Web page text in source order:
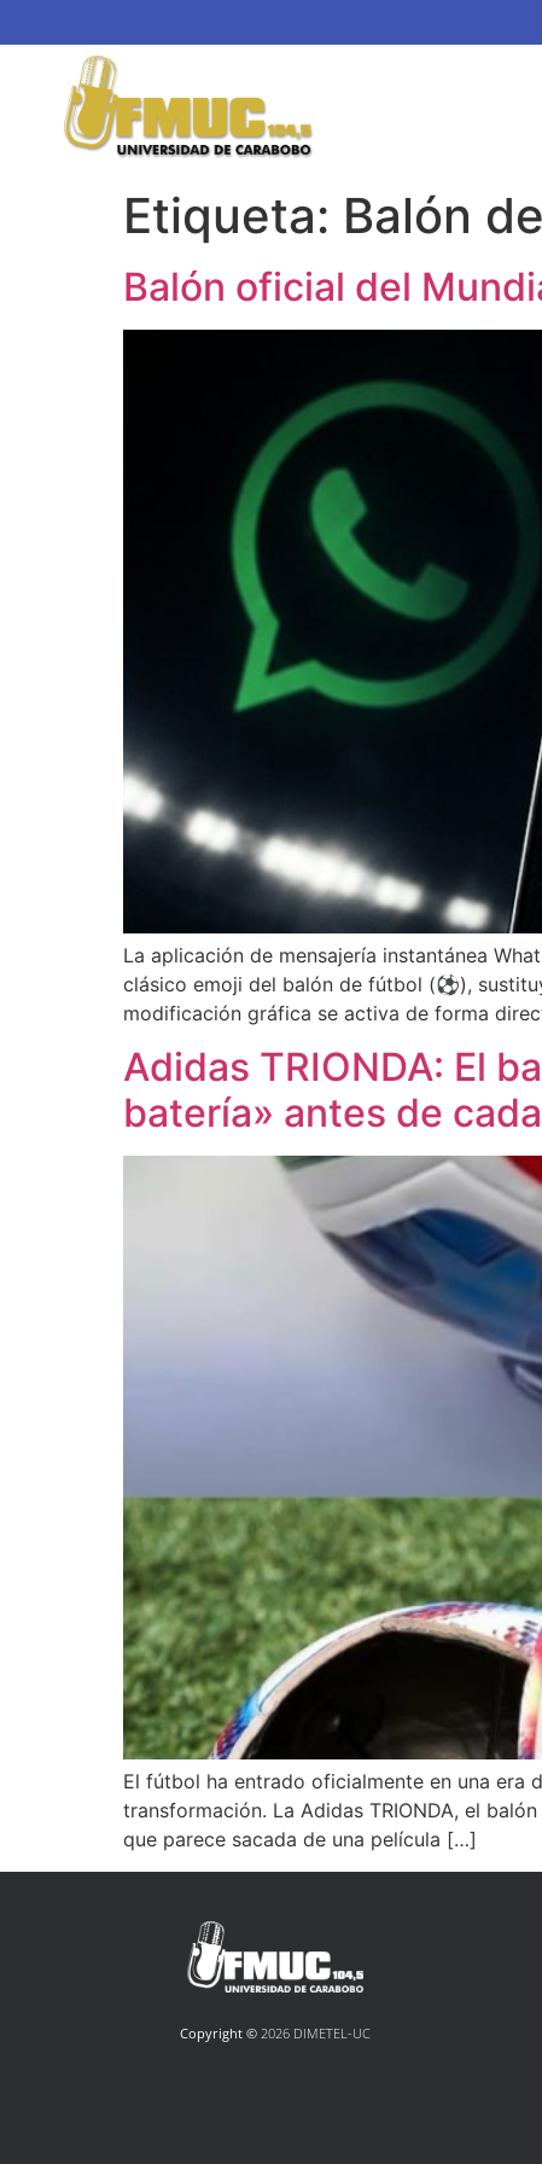
Etiqueta: Balón
Balón oficial del
La aplicación de mensajería instantánea
clásico emoji del balón de fútbol (⚽),
modificación gráfica se activa de forma
Adidas TRIONDA: El
batería» antes de
El fútbol ha entrado oficialmente en una era
transformación. La Adidas TRIONDA, el
que parece sacada de una película […]
Copyright ©2026 DIMETEL-UC